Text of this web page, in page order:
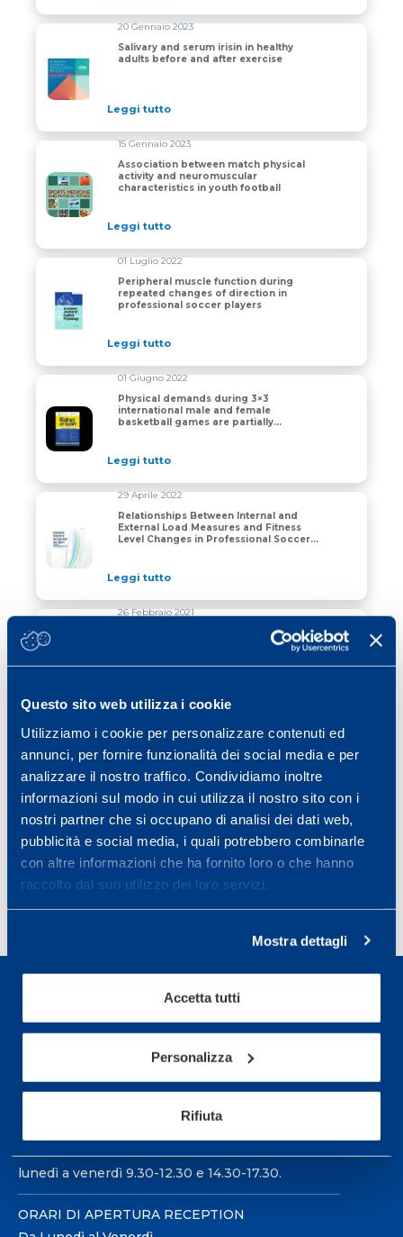
Questo sito web utilizza i cookie
Utilizziamo i cookie per personalizzare contenuti ed
annunci, per fornire funzionalità dei social media e per
analizzare il nostro traffico. Condividiamo inoltre
informazioni sul modo in cui utilizza il nostro sito con i
nostri partner che si occupano di analisi dei dati web,
pubblicità e social media, i quali potrebbero combinarle
con altre informazioni che ha fornito loro o che hanno
raccolto dal suo utilizzo dei loro servizi.
Mostra dettagli
Accetta tutti
Personalizza
Rifiuta
Salivary and serum irisin in healthy adults before and
20 Gennaio 2023
Salivary and serum irisin in healthy
adults before and after exercise
Leggi tutto
Association between match physical activity and
15 Gennaio 2023
Association between match physical
activity and neuromuscular
characteristics in youth football
Leggi tutto
Peripheral muscle function during repeated changes
01 Luglio 2022
Peripheral muscle function during
repeated changes of direction in
professional soccer players
Leggi tutto
Physical demands during 3×3 international male and
01 Giugno 2022
Physical demands during 3×3
international male and female
basketball games are partially
Leggi tutto
Relationships Between Internal and External Load
29 Aprile 2022
Relationships Between Internal and
External Load Measures and Fitness
Level Changes in Professional Soccer
Leggi tutto
Impact of COVID-19 lockdown on serie A soccer
26 Febbraio 2021
Impact of COVID-19 lockdown on serie
A soccer players’ physical qualities
Morning priming exercise strategy to enhance
27 Gennaio 2021
Morning priming exercise strategy to
enhance afternoon performance in
young elite soccer players
Leggi tutto
Sport Service Mapei S.r.l. - Via Busto Fagnano 38,
21057 Olgiate Olona (Varese) Italia.
lunedì a venerdì 9.30-12.30 e 14.30-17.30.
ORARI DI APERTURA RECEPTION